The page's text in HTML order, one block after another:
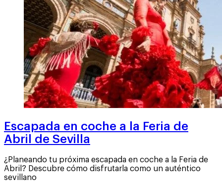
Escapada en coche a la Feria de
Abril de Sevilla
¿Planeando tu próxima escapada en coche a la Feria de
Abril? Descubre cómo disfrutarla como un auténtico
sevillano